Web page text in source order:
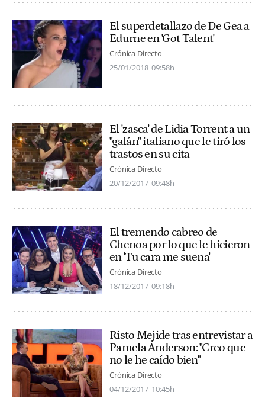
El superdetallazo de De Gea a
Edurne en 'Got Talent'
Crónica Directo
25/01/2018 09:58h
El 'zasca' de Lidia Torrent a un
"galán" italiano que le tiró los
trastos en su cita
Crónica Directo
20/12/2017 09:48h
El tremendo cabreo de
Chenoa por lo que le hicieron
en 'Tu cara me suena'
Crónica Directo
18/12/2017 09:18h
Risto Mejide tras entrevistar a
Pamela Anderson: "Creo que
no le he caído bien"
Crónica Directo
04/12/2017 10:45h